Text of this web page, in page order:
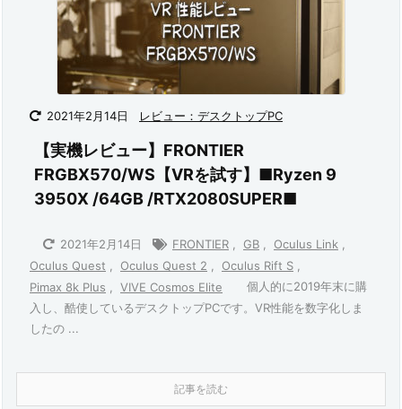
2021年2月14日 レビュー：デスクトップPC
【実機レビュー】FRONTIER
FRGBX570/WS【VRを試す】■Ryzen 9
3950X /64GB /RTX2080SUPER■
2021年2月14日 FRONTIER GB Oculus Link
Oculus Quest
Oculus Quest 2 Oculus Rift S
Pimax 8k Plus
VIVE Cosmos Elite
個人的に2019年末に購
入し、酷使しているデスクトップPCです。VR性能を数字化しま
したの ...
記事を読む